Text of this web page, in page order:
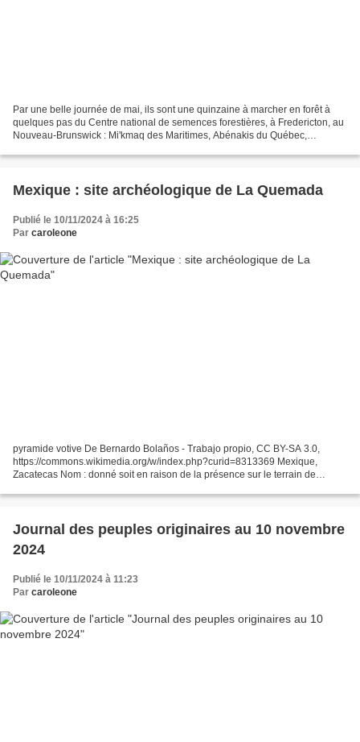
Par une belle journée de mai, ils sont une quinzaine à marcher en forêt à
quelques pas du Centre national de semences forestières, à Fredericton, au
Nouveau-Brunswick : Mi'kmaq des Maritimes, Abénakis du Québec,
Mexique : site archéologique de La Quemada
Publié le 10/11/2024 à 16:25
Par caroleone
pyramide votive De Bernardo Bolaños - Trabajo propio, CC BY-SA 3.0,
https://commons.wikimedia.org/w/index.php?curid=8313369 Mexique,
Zacatecas Nom : donné soit en raison de la présence sur le terrain de
Journal des peuples originaires au 10 novembre
2024
Publié le 10/11/2024 à 11:23
Par caroleone